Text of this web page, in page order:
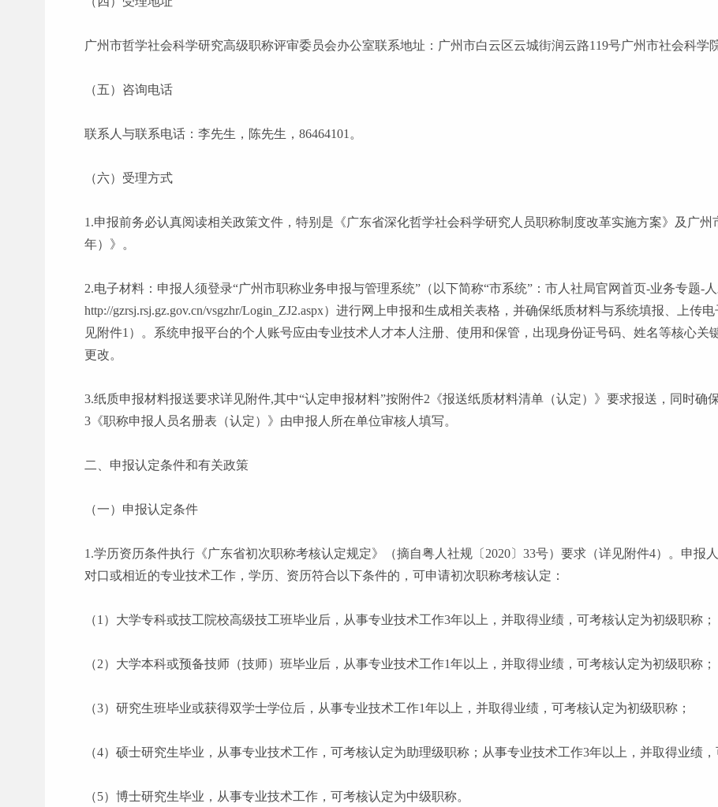
广州市哲学社会科学研究高级职称评审委员会办公室联系地址：广州市白云区云城街润云路119号广州市社会科学
（五）咨询电话
联系人与联系电话：李先生，陈先生， 86464101。
（六）受理方式
1.申报前务必认真阅读相关政策文件，特别是《广东省深化哲学社会科学研究人员职称制度改革实施方案》及广
年）》。
2.电子材料：申报人须登录“广州市职称业务申报与管理系统”（以下简称“市系统”：市人社局官网首页-业务专题-
http://gzrsj.rsj.gz.gov.cn/vsgzhr/Login_ZJ2.aspx）进行网上申报和生成相关表格，并确保纸质材料与系统填报、上传
见附件1）。系统申报平台的个人账号应由专业技术人才本人注册、使用和保管，出现身份证号码、姓名等核心关
更改。
3.纸质申报材料报送要求详见附件,其中“认定申报材料”按附件2《报送纸质材料清单（认定）》要求报送，同时确
3《职称申报人员名册表（认定）》由申报人所在单位审核人填写。
二、申报认定条件和有关政策
（一）申报认定条件
1.学历资历条件执行《广东省初次职称考核认定规定》（摘自粤人社规〔2020〕33号）要求（详见附件4）。申报
对口或相近的专业技术工作，学历、资历符合以下条件的，可申请初次职称考核认定：
（1）大学专科或技工院校高级技工班毕业后，从事专业技术工作3年以上，并取得业绩，可考核认定为初级职称；
（2）大学本科或预备技师（技师）班毕业后，从事专业技术工作1年以上，并取得业绩，可考核认定为初级职称；
（3）研究生班毕业或获得双学士学位后，从事专业技术工作1年以上，并取得业绩，可考核认定为初级职称；
（4）硕士研究生毕业，从事专业技术工作，可考核认定为助理级职称；从事专业技术工作3年以上，并取得业绩，
（5）博士研究生毕业，从事专业技术工作，可考核认定为中级职称。